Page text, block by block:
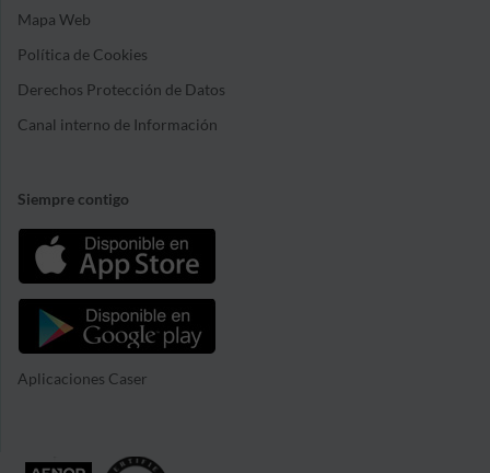
Mapa Web
Política de Cookies
Derechos Protección de Datos
Canal interno de Información
Siempre contigo
Aplicaciones Caser